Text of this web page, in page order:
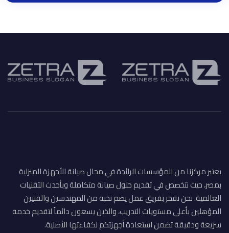
يعتبر مركزنا من المؤسسات الرائدة في مجال صيانة الأجهزة المنزلية
بمصر، حيث نتخصص في تقديم حلول صيانة متكاملة وبأحدث التقنيات
العالمية. نحن نفخر بفريق عمل يضم نخبة من المهندسين والفنيين
المؤهلين بأعلى مستويات التدريب، والذين يسعون دائماً لتقديم خدمة
سريعة ودقيقة تضمن استعادة أجهزتكم لكفاءتها الأصلية.